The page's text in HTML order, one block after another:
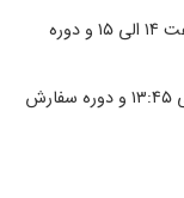
از ساعت ۱۴ الی ۱۵ و دوره
از ساعت ۱۲:۳۵ الی ۱۳:۴۵ و دوره سفارش